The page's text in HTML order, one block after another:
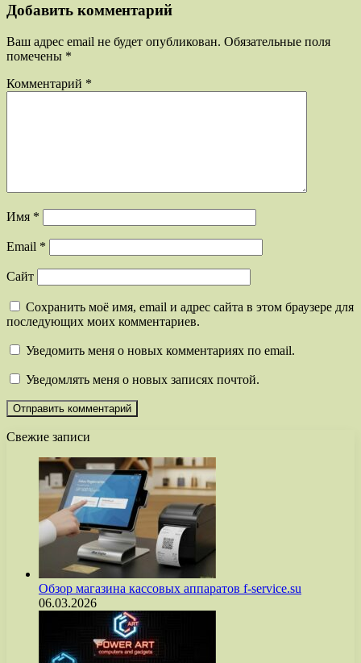
Добавить комментарий
Ваш адрес email не будет опубликован. Обязательные поля
помечены *
Комментарий *
Имя *
Email *
Сайт
Сохранить моё имя, email и адрес сайта в этом браузере для
последующих моих комментариев.
Уведомить меня о новых комментариях по email.
Уведомлять меня о новых записях почтой.
Свежие записи
Обзор магазина кассовых аппаратов f-service.su
06.03.2026